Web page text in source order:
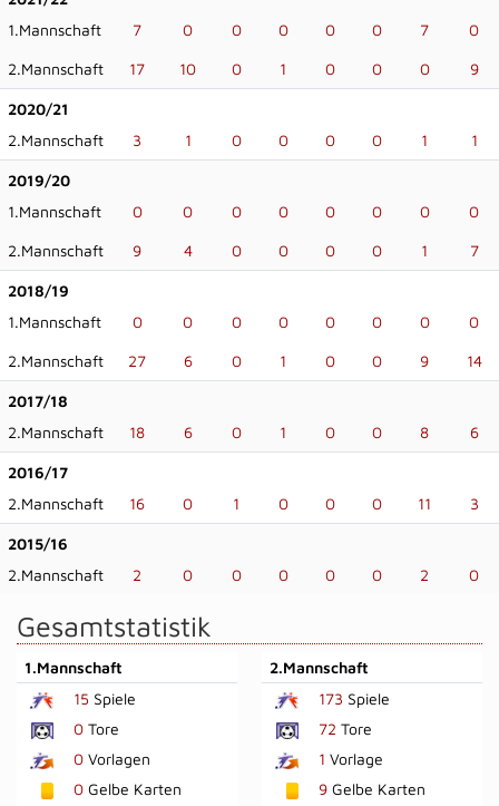
1.Mannschaft
7 0 0 0 0 0 7 0
2.Mannschaft 17 10 0 1 0 0 0 9
2020/21
2.Mannschaft
3 1 0 0 0 0 1 1
2019/20
1.Mannschaft
0 0 0 0 0 0 0 0
2.Mannschaft 9 4 0 0 0 0 1 7
2018/19
1.Mannschaft
0 0 0 0 0 0 0 0
2.Mannschaft 27 6 0 1 0 0 9 14
2017/18
2.Mannschaft
18 6 0 1 0 0 8 6
2016/17
2.Mannschaft
16 0 1 0 0 0 11 3
2015/16
2.Mannschaft
2 0 0 0 0 0 2 0
Gesamtstatistik
1.Mannschaft
15 Spiele
0 Tore
0 Vorlagen
0 Gelbe Karten
2.Mannschaft
173 Spiele
72 Tore
1 Vorlage
9Gelbe Karten